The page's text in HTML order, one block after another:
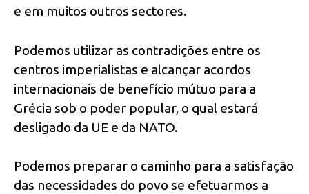
e em muitos outros sectores.
Podemos utilizar as contradições entre os
centros imperialistas e alcançar acordos
internacionais de benefício mútuo para a
Grécia sob o poder popular, o qual estará
desligado da UE e da NATO.
Podemos preparar o caminho para a satisfação
das necessidades do povo se efetuarmos a